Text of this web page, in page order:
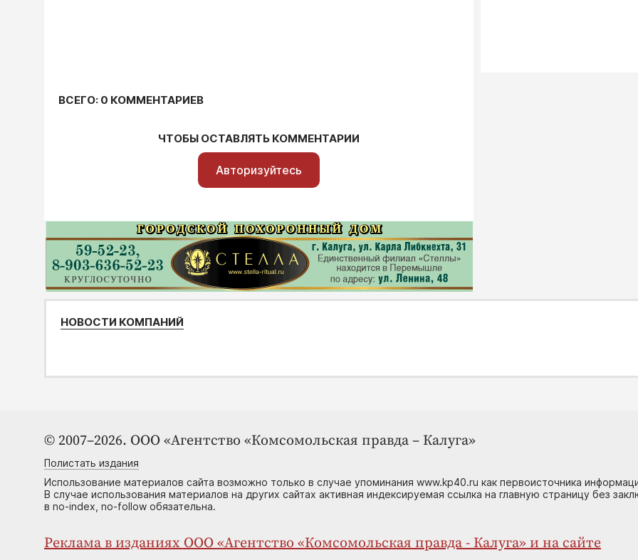
ВСЕГО: 0 КОММЕНТАРИЕВ
ЧТОБЫ ОСТАВЛЯТЬ КОММЕНТАРИИ
Авторизуйтесь
НОВОСТИ КОМПАНИЙ
© 2007–2026. ООО «Агентство «Комсомольская правда – Калуга»
Полистать издания
Использование материалов сайта возможно только в случае упоминания www.kp40.ru как первоисточника
В случае использования материалов на других сайтах активная индексируемая ссылка на главную страницу без
в no-index, no-follow обязательна.
Реклама в изданиях ООО «Агентство «Комсомольская правда - Калуга» и на сайте